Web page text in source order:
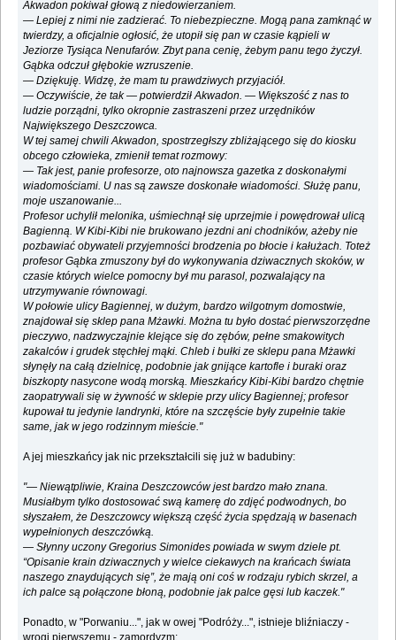
Akwadon pokiwał głową z niedowierzaniem.
— Lepiej z nimi nie zadzierać. To niebezpieczne. Mogą pana zamknąć w
twierdzy, a oficjalnie ogłosić, że utopił się pan w czasie kąpieli w
Jeziorze Tysiąca Nenufarów. Zbyt pana cenię, żebym panu tego życzył.
Gąbka odczuł głębokie wzruszenie.
— Dziękuję. Widzę, że mam tu prawdziwych przyjaciół.
— Oczywiście, że tak — potwierdził Akwadon. — Większość z nas to
ludzie porządni, tylko okropnie zastraszeni przez urzędników
Największego Deszczowca.
W tej samej chwili Akwadon, spostrzegłszy zbliżającego się do kiosku
obcego człowieka, zmienił temat rozmowy:
— Tak jest, panie profesorze, oto najnowsza gazetka z doskonałymi
wiadomościami. U nas są zawsze doskonałe wiadomości. Służę panu,
moje uszanowanie...
Profesor uchylił melonika, uśmiechnął się uprzejmie i powędrował ulicą
Bagienną. W Kibi-Kibi nie brukowano jezdni ani chodników, ażeby nie
pozbawiać obywateli przyjemności brodzenia po błocie i kałużach. Toteż
profesor Gąbka zmuszony był do wykonywania dziwacznych skoków, w
czasie których wielce pomocny był mu parasol, pozwalający na
utrzymywanie równowagi.
W połowie ulicy Bagiennej, w dużym, bardzo wilgotnym domostwie,
znajdował się sklep pana Mżawki. Można tu było dostać pierwszorzędne
pieczywo, nadzwyczajnie klejące się do zębów, pełne smakowitych
zakalców i grudek stęchłej mąki. Chleb i bułki ze sklepu pana Mżawki
słynęły na całą dzielnicę, podobnie jak gnijące kartofle i buraki oraz
biszkopty nasycone wodą morską. Mieszkańcy Kibi-Kibi bardzo chętnie
zaopatrywali się w żywność w sklepie przy ulicy Bagiennej; profesor
kupował tu jedynie landrynki, które na szczęście były zupełnie takie
same, jak w jego rodzinnym mieście."
A jej mieszkańcy jak nic przekształcili się już w badubiny:
"— Niewątpliwie, Kraina Deszczowców jest bardzo mało znana.
Musiałbym tylko dostosować swą kamerę do zdjęć podwodnych, bo
słyszałem, że Deszczowcy większą część życia spędzają w basenach
wypełnionych deszczówką.
— Słynny uczony Gregorius Simonides powiada w swym dziele pt.
“Opisanie krain dziwacznych y wielce ciekawych na krańcach świata
naszego znaydujących się”, że mają oni coś w rodzaju rybich skrzel, a
ich palce są połączone błoną, podobnie jak palce gęsi lub kaczek."
Ponadto, w "Porwaniu...", jak w owej "Podróży...", istnieje bliźniaczy -